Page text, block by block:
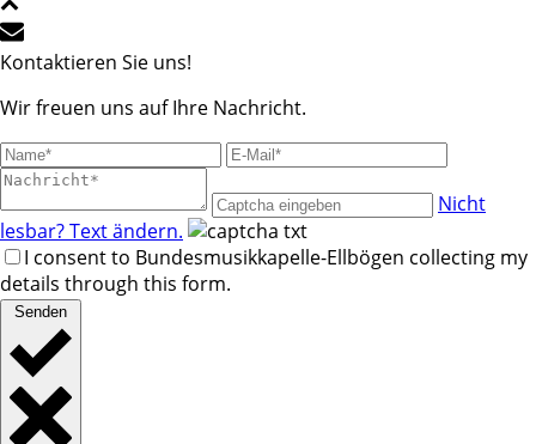
Kontaktieren Sie uns!
Wir freuen uns auf Ihre Nachricht.
Nicht
lesbar? Text ändern.
I consent to Bundesmusikkapelle-Ellbögen collecting my
details through this form.
Senden